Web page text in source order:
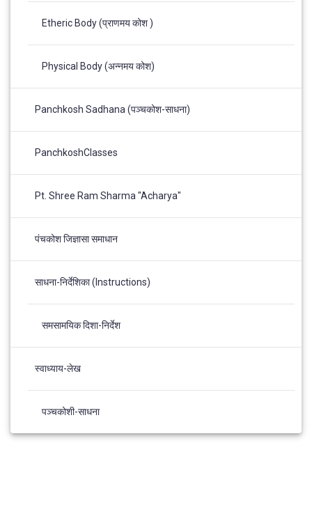
Etheric Body (प्राणमय कोश )
Physical Body (अन्नमय कोश)
Panchkosh Sadhana (पञ्चकोश-साधना)
PanchkoshClasses
Pt. Shree Ram Sharma "Acharya"
पंचकोश जिज्ञासा समाधान
साधना-निर्देशिका (Instructions)
समसामयिक दिशा-निर्देश
स्वाध्याय-लेख
पञ्चकोशी-साधना